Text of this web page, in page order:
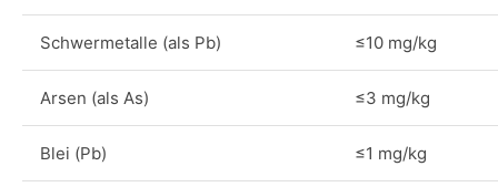
Schwermetalle (als Pb) ≤10 mg/kg
Arsen (als As) ≤3 mg/kg
Blei (Pb) ≤1 mg/kg